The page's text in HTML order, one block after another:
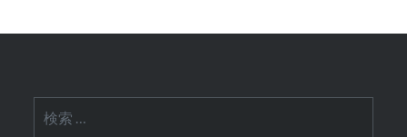
索: